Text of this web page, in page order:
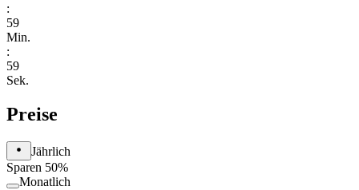
:
59
Min.
:
59
Sek.
Preise
Jährlich
Sparen 50%
Monatlich